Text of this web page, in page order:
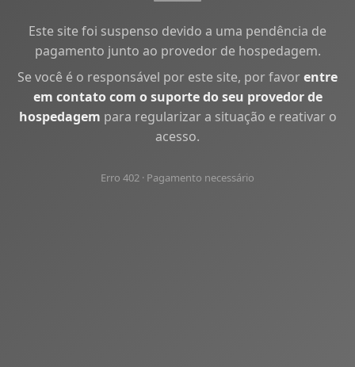
Este site foi suspenso devido a uma pendência de
pagamento junto ao provedor de hospedagem.
Se você é o responsável por este site, por favorentre
em contato com o suporte do seu provedor de
hospedagem para regularizar a situação e reativar o
acesso.
Erro 402 · Pagamento necessário